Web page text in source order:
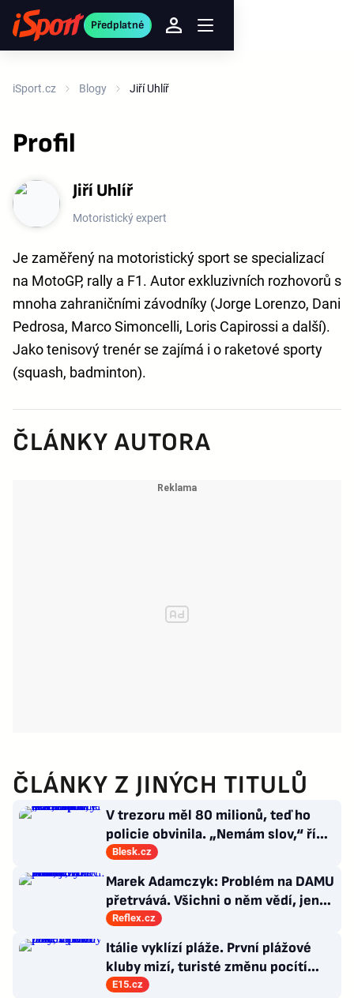
Předplatné
iSport.cz Blogy Jiří Uhlíř
Profil
Jiří Uhlíř
Motoristický expert
Je zaměřený na motoristický sport se specializací
na MotoGP, rally a F1. Autor exkluzivních rozhovorů s
mnoha zahraničními závodníky (Jorge Lorenzo, Dani
Pedrosa, Marco Simoncelli, Loris Capirossi a další).
Jako tenisový trenér se zajímá i o raketové sporty
(squash, badminton).
ČLÁNKY AUTORA
ČLÁNKY Z JINÝCH TITULŮ
V trezoru měl 80 milionů, teď ho
policie obvinila. „Nemám slov,“ říká
exšéf Správy železnic
Blesk.cz
Marek Adamczyk: Problém na DAMU
přetrvává. Všichni o něm vědí, jen
moc nevědí, co s ním
Reflex.cz
Itálie vyklízí pláže. První plážové
kluby mizí, turisté změnu pocítí
brzy
E15.cz